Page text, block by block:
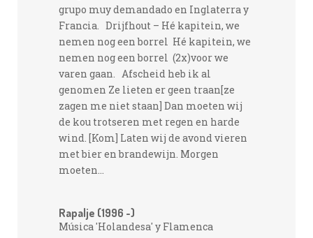
grupo muy demandado en Inglaterra y
Francia. Drijfhout – Hé kapitein, we
nemen nog een borrel Hé kapitein, we
nemen nog een borrel (2x)voor we
varen gaan. Afscheid heb ik al
genomen Ze lieten er geen traan[ze
zagen me niet staan] Dan moeten wij
de kou trotseren met regen en harde
wind. [Kom] Laten wij de avond vieren
met bier en brandewijn. Morgen
moeten...
Rapalje (1996 -)
Música 'Holandesa' y Flamenca